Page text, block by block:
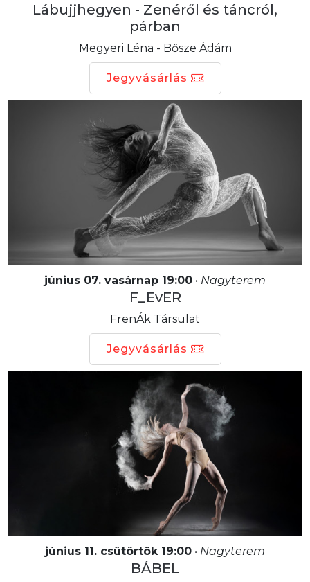
Lábujjhegyen - Zenéről és táncról,
párban
Megyeri Léna - Bősze Ádám
Jegyvásárlás
június 07. vasárnap 19:00 • Nagyterem
F_EvER
FrenÁk Társulat
Jegyvásárlás
június 11. csütörtök 19:00 • Nagyterem
BÁBEL